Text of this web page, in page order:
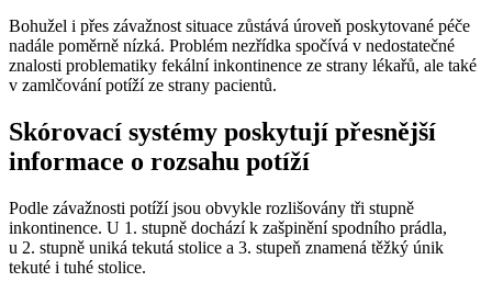
Bohužel i přes závažnost situace zůstává úroveň poskytované péče
nadále poměrně nízká. Problém nezřídka spočívá v nedostatečné
znalosti problematiky fekální inkontinence ze strany lékařů, ale také
v zamlčování potíží ze strany pacientů.
Skórovací systémy poskytují přesnější
informace o rozsahu potíží
Podle závažnosti potíží jsou obvykle rozlišovány tři stupně
inkontinence. U 1. stupně dochází k zašpinění spodního prádla,
u 2. stupně uniká tekutá stolice a 3. stupeň znamená těžký únik
tekuté i tuhé stolice.